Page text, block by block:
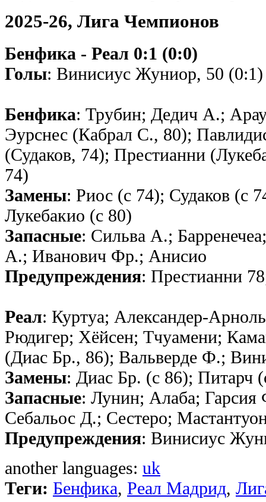
2025-26, Лига Чемпионов
Бенфика - Реал 0:1 (0:0)
Голы: Винисиус Жуниор, 50 (0:1)
Бенфика: Трубин; Дедич А.;
Эурснес (Кабрал C., 80);
(Судаков, 74); Престианни
74)
Замены: Риос (с 74); Судаков (с
Лукебакио (с 80)
Запасные: Сильва А.;
А.; Иванович Фр.; Анисио
Предупреждения: Престианни
Реал: Куртуа; Александер-
Рюдигер; Хёйсен; Тчуамени;
(Диас Бр., 86); Вальверде Ф.;
Замены: Диас Бр. (с 86); Питарч
Запасные: Лунин; Алаба;
Себальос Д.; Сестеро;
Предупреждения: Винисиус
another languages: uk
Теги: Бенфика, Реал Мадрид,